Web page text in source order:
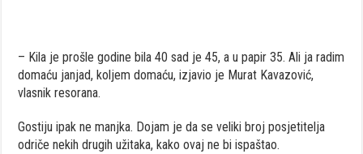
– Kila je prošle godine bila 40 sad je 45, a u papir 35. Ali ja radim
domaću janjad, koljem domaću, izjavio je Murat Kavazović,
vlasnik resorana.
Gostiju ipak ne manjka. Dojam je da se veliki broj posjetitelja
odriče nekih drugih užitaka, kako ovaj ne bi ispaštao.